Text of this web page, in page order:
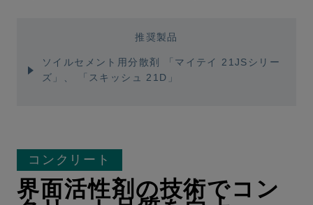
推奨製品
ソイルセメント用分散剤
「マイテイ 21JSシリー
ズ」
「スキッシュ 21D」
コンクリート
界面活性剤の技術でコン